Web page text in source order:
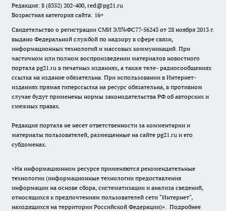
Редакция: 8 (8352) 202-400, red@pg21.ru
Возрастная категория сайта: 16+
Свидетельство о регистрации СМИ ЭЛ№ФС77-56243 от 28 ноября 2013 г.
выдано Федеральной службой по надзору в сфере связи,
информационных технологий и массовых коммуникаций. При
частичном или полном воспроизведении материалов новостного
портала pg21.ru в печатных изданиях, а также теле- радиосообщениях
ссылка на издание обязательна. При использовании в Интернет-
изданиях прямая гиперссылка на ресурс обязательна, в противном
случае будут применены нормы законодательства РФ об авторских и
смежных правах.
Редакция портала не несет ответственности за комментарии и
материалы пользователей, размещенные на сайте pg21.ru и его
субдоменах.
«На информационном ресурсе применяются рекомендательные
технологии (информационные технологии предоставления
информации на основе сбора, систематизации и анализа сведений,
относящихся к предпочтениям пользователей сети "Интернет",
находящихся на территории Российской Федерации)». Подробнее